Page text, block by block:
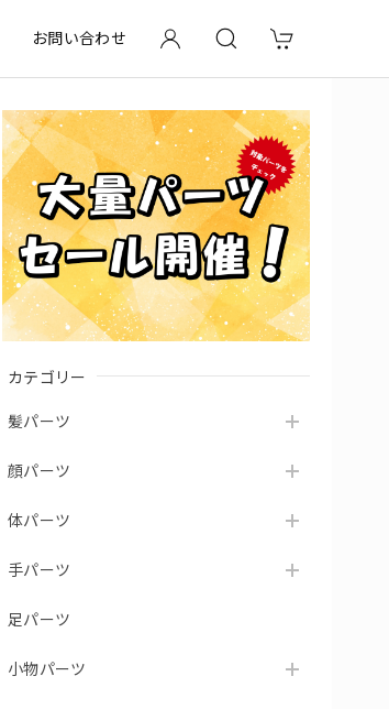
お問い合わせ
カテゴリー
髪パーツ
顔パーツ
体パーツ
手パーツ
足パーツ
小物パーツ